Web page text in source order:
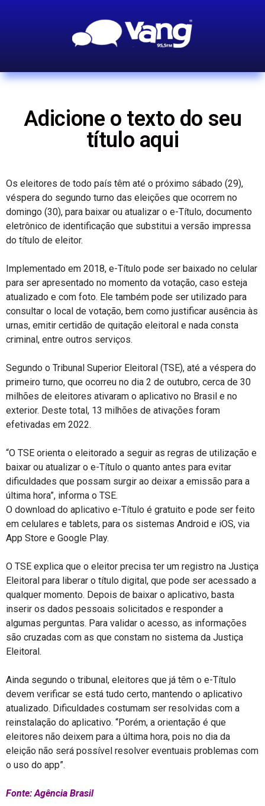
Adicione o texto do seu
título aqui
Os eleitores de todo país têm até o próximo sábado (29),
véspera do segundo turno das eleições que ocorrem no
domingo (30), para baixar ou atualizar o e-Título, documento
eletrônico de identificação que substitui a versão impressa
do título de eleitor.
Implementado em 2018, e-Título pode ser baixado no celular
para ser apresentado no momento da votação, caso esteja
atualizado e com foto. Ele também pode ser utilizado para
consultar o local de votação, bem como justificar ausência às
urnas, emitir certidão de quitação eleitoral e nada consta
criminal, entre outros serviços.
Segundo o Tribunal Superior Eleitoral (TSE), até a véspera do
primeiro turno, que ocorreu no dia 2 de outubro, cerca de 30
milhões de eleitores ativaram o aplicativo no Brasil e no
exterior. Deste total, 13 milhões de ativações foram
efetivadas em 2022.
“O TSE orienta o eleitorado a seguir as regras de utilização e
baixar ou atualizar o e-Título o quanto antes para evitar
dificuldades que possam surgir ao deixar a emissão para a
última hora”, informa o TSE.
O download do aplicativo e-Título é gratuito e pode ser feito
em celulares e tablets, para os sistemas Android e iOS, via
App Store e Google Play.
O TSE explica que o eleitor precisa ter um registro na Justiça
Eleitoral para liberar o título digital, que pode ser acessado a
qualquer momento. Depois de baixar o aplicativo, basta
inserir os dados pessoais solicitados e responder a
algumas perguntas. Para validar o acesso, as informações
são cruzadas com as que constam no sistema da Justiça
Eleitoral.
Ainda segundo o tribunal, eleitores que já têm o e-Título
devem verificar se está tudo certo, mantendo o aplicativo
atualizado. Dificuldades costumam ser resolvidas com a
reinstalação do aplicativo. “Porém, a orientação é que
eleitores não deixem para a última hora, pois no dia da
eleição não será possível resolver eventuais problemas com
o uso do app”.
Fonte: Agência Brasil